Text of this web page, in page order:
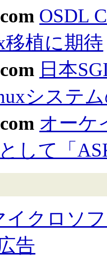
OSDL
移植に期待
日本
システ
オーケ
して「
イクロソ
告